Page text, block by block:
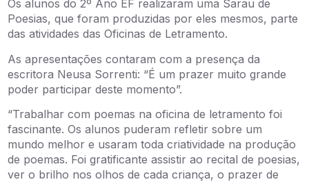
Os alunos do 2º Ano EF realizaram uma Sarau de
Poesias, que foram produzidas por eles mesmos, parte
das atividades das Oficinas de Letramento.
As apresentações contaram com a presença da
escritora Neusa Sorrenti: “É um prazer muito grande
poder participar deste momento”.
“Trabalhar com poemas na oficina de letramento foi
fascinante. Os alunos puderam refletir sobre um
mundo melhor e usaram toda criatividade na produção
de poemas. Foi gratificante assistir ao recital de poesias,
ver o brilho nos olhos de cada criança, o prazer de